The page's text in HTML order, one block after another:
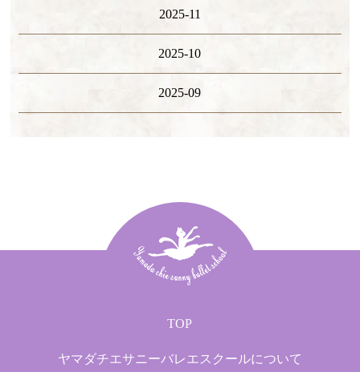
2025-11
2025-10
2025-09
TOP
ヤマダチエサニーバレエスクールについて